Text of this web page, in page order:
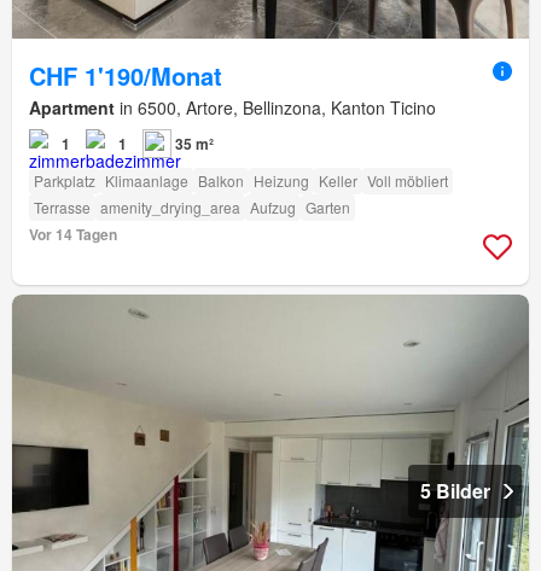
CHF 1'190/Monat
Apartment in 6500, Artore, Bellinzona, Kanton Ticino
1 1 35 m²
Parkplatz Klimaanlage Balkon Heizung Keller Voll möbliert
Terrasse amenity_drying_area Aufzug Garten
Vor 14 Tagen
5 Bilder